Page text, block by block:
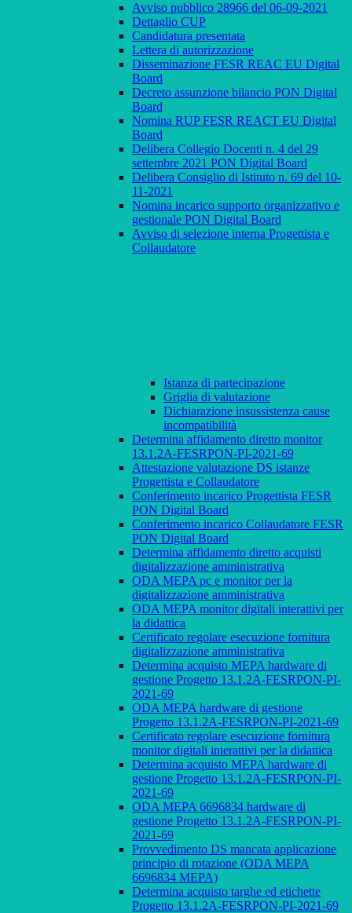
Avviso pubblico 28966 del 06-09-2021
Dettaglio CUP
Candidatura presentata
Lettera di autorizzazione
Disseminazione FESR REAC EU Digital
Board
Decreto assunzione bilancio PON Digital
Board
Nomina RUP FESR REACT EU Digital
Board
Delibera Collegio Docenti n. 4 del 29
settembre 2021 PON Digital Board
Delibera Consiglio di Istituto n. 69 del 10-
11-2021
Nomina incarico supporto organizzativo e
gestionale PON Digital Board
Avviso di selezione interna Progettista e
Collaudatore
Istanza di partecipazione
Griglia di valutazione
Dichiarazione insussistenza cause
incompatibilità
Determina affidamento diretto monitor
13.1.2A-FESRPON-PI-2021-69
Attestazione valutazione DS istanze
Progettista e Collaudatore
Conferimento incarico Progettista FESR
PON Digital Board
Conferimento incarico Collaudatore FESR
PON Digital Board
Determina affidamento diretto acquisti
digitalizzazione amministrativa
ODA MEPA pc e monitor per la
digitalizzazione amministrativa
ODA MEPA monitor digitali interattivi per
la didattica
Certificato regolare esecuzione fornitura
digitalizzazione amministrativa
Determina acquisto MEPA hardware di
gestione Progetto 13.1.2A-FESRPON-PI-
2021-69
ODA MEPA hardware di gestione
Progetto 13.1.2A-FESRPON-PI-2021-69
Certificato regolare esecuzione fornitura
monitor digitali interattivi per la didattica
Determina acquisto MEPA hardware di
gestione Progetto 13.1.2A-FESRPON-PI-
2021-69
ODA MEPA 6696834 hardware di
gestione Progetto 13.1.2A-FESRPON-PI-
2021-69
Provvedimento DS mancata applicazione
principio di rotazione (ODA MEPA
6696834 MEPA)
Determina acquisto targhe ed etichette
Progetto 13.1.2A-FESRPON-PI-2021-69